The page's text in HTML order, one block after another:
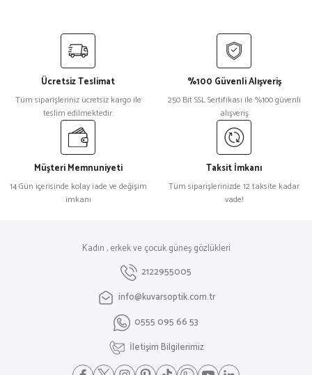
Ücretsiz Teslimat
Tüm siparişleriniz ücretsiz kargo ile
teslim edilmektedir.
%100 Güvenli Alışveriş
250 Bit SSL Sertifikası ile %100 güvenli
alışveriş
Müşteri Memnuniyeti
14 Gün içerisinde kolay iade ve değişim
imkanı
Taksit İmkanı
Tüm siparişlerinizde 12 taksite kadar
vade!
Kadın , erkek ve çocuk güneş gözlükleri
2122955005
info@kuvarsoptik.com.tr
0555 095 66 53
İletişim Bilgilerimiz